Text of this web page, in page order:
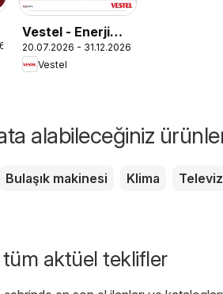
Vestel - Enerji
Sınıfı Broşür
20.07.2026 - 31.12.2026
Vestel
alabileceğiniz
Bulaşık makinesi Klima
aktüel teklifler